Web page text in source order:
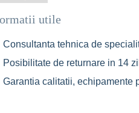
utile
Consultanta tehnica de
Posibilitate de returnare in 14
Garantia calitatii, echipamente